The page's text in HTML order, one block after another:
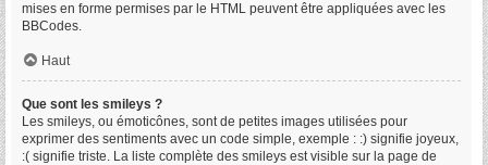
mises en forme permises par le HTML peuvent être appliquées avec les
BBCodes.
Haut
Que sont les smileys ?
Les smileys, ou émoticônes, sont de petites images utilisées pour
exprimer des sentiments avec un code simple, exemple : :) signifie joyeux,
:( signifie triste. La liste complète des smileys est visible sur la page de